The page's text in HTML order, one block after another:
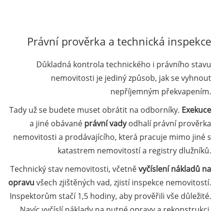
Právní prověrka a technická inspekce
Důkladná kontrola technického i právního stavu
nemovitosti je jediný způsob, jak se vyhnout
nepříjemným překvapením.
Tady už se budete muset obrátit na odborníky. Exekuce
a jiné obávané právní vadyodhalí právní prověrka
nemovitosti a prodávajícího, která pracuje mimo jiné s
katastrem nemovitostí a registry dlužníků.
Technický stav nemovitosti, včetněvyčíslení nákladů na
opravu všech zjištěných vad, zjistí inspekce nemovitostí.
Inspektorům stačí 1,5 hodiny, aby prověřili vše důležité.